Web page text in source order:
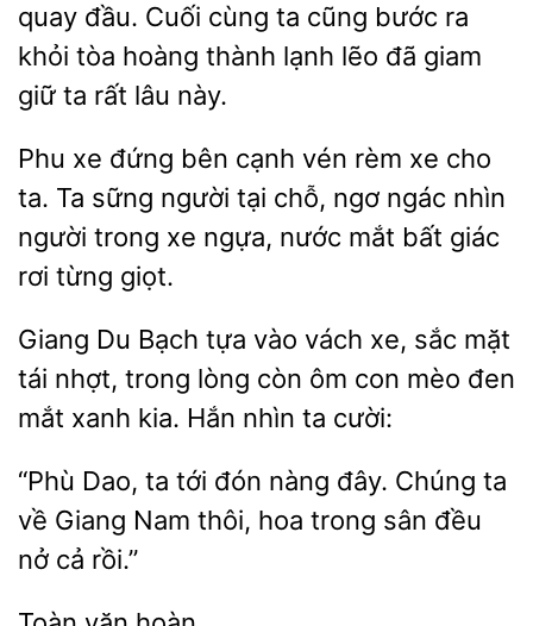
đầu. Cuối cùng ta cũng bước ra
khỏi tòa hoàng thành lạnh
đã giam
giữ ta rất lâu này.
xe đứng bên cạnh vén rèm xe cho
ta. Ta sững người tại chỗ, ngơ ngác nhìn
xe ngựa, nước mắt bất giác
rơi từng giọt.
Giang Du Bạch tựa vào vách
sắc mặt
tái nhợt,
lòng
ôm con mèo đen
mắt xanh kia. Hắn nhìn ta cười:
“Phù Dao, ta tới đón nàng đây. Chúng ta
Giang Nam thôi,
trong sân đều
nở cả